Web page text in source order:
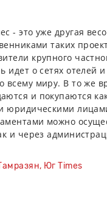
- это уже другая
таких
крупного
идет о сетях отелей
всему миру. В то же
и покупаются
юридическими
можно
и через
Юг Times